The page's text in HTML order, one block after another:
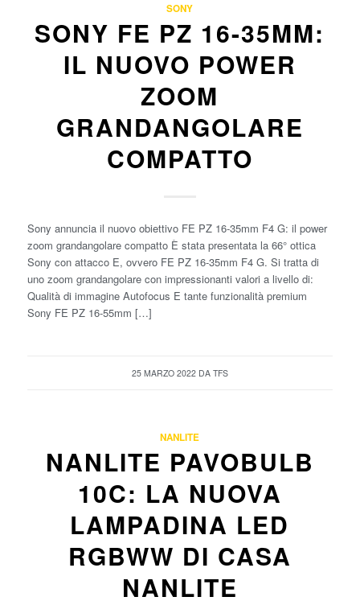
SONY
SONY FE PZ 16-35MM:
IL NUOVO POWER
ZOOM
GRANDANGOLARE
COMPATTO
Sony annuncia il nuovo obiettivo FE PZ 16-35mm F4 G: il power
zoom grandangolare compatto È stata presentata la 66° ottica
Sony con attacco E, ovvero FE PZ 16-35mm F4 G. Si tratta di
uno zoom grandangolare con impressionanti valori a livello di:
Qualità di immagine Autofocus E tante funzionalità premium
Sony FE PZ 16-55mm […]
25 MARZO 2022 DA TFS
NANLITE
NANLITE PAVOBULB
10C: LA NUOVA
LAMPADINA LED
RGBWW DI CASA
NANLITE